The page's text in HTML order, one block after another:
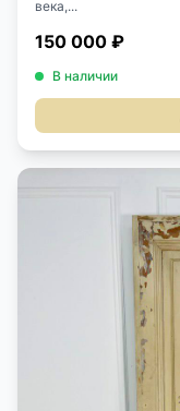
века,...
150 000 ₽
В наличии